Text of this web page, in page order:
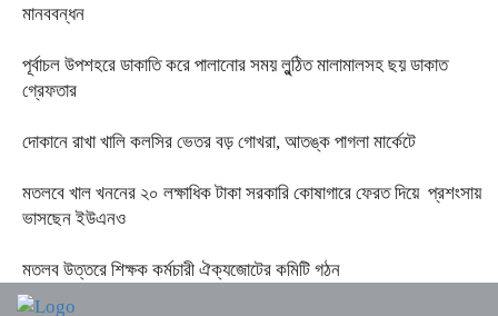
মানববন্ধন
পূর্বাচল উপশহরে ডাকাতি করে পালানোর সময় লুন্ঠিত মালামালসহ ছয় ডাকাত
গ্রেফতার
দোকানে রাখা খালি কলসির ভেতর বড় গোখরা, আতঙ্ক পাগলা মার্কেটে
মতলবে খাল খননের ২০ লক্ষাধিক টাকা সরকারি কোষাগারে ফেরত দিয়ে প্রশংসায়
ভাসছেন ইউএনও
মতলব উত্তরে শিক্ষক কর্মচারী ঐক্যজোটের কমিটি গঠন